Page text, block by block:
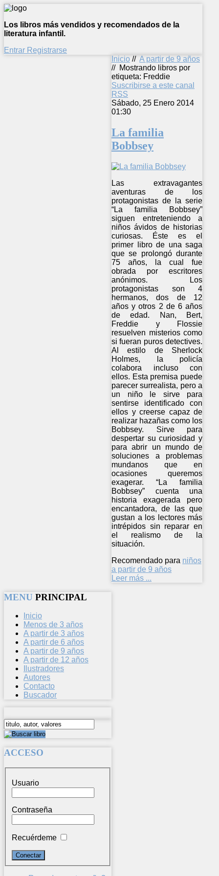
Los libros más vendidos y recomendados de la
literatura infantil.
Entrar Registrarse
Inicio // A partir de 9 años
// Mostrando libros por
etiqueta: Freddie
Suscribirse a este canal
RSS
Sábado, 25 Enero 2014
01:30
La familia
Bobbsey
Las extravagantes
aventuras de los
protagonistas de la serie
“La familia Bobbsey”
siguen entreteniendo a
niños ávidos de historias
curiosas. Éste es el
primer libro de una saga
que se prolongó durante
75 años, la cual fue
obrada por escritores
anónimos. Los
protagonistas son 4
hermanos, dos de 12
años y otros 2 de 6 años
de edad. Nan, Bert,
Freddie y Flossie
resuelven misterios como
si fueran puros detectives.
Al estilo de Sherlock
Holmes, la policía
colabora incluso con
ellos. Esta premisa puede
parecer surrealista, pero a
un niño le sirve para
sentirse identificado con
ellos y creerse capaz de
realizar hazañas como los
Bobbsey. Sirve para
despertar su curiosidad y
para abrir un mundo de
soluciones a problemas
mundanos que en
ocasiones queremos
exagerar. “La familia
Bobbsey” cuenta una
historia exagerada pero
encantadora, de las que
gustan a los lectores más
intrépidos sin reparar en
el realismo de la
situación.
Recomendado para niños
a partir de 9 años
Leer más ...
MENU PRINCIPAL
Inicio
Menos de 3 años
A partir de 3 años
A partir de 6 años
A partir de 9 años
A partir de 12 años
Ilustradores
Autores
Contacto
Buscador
ACCESO
Usuario
Contraseña
Recuérdeme